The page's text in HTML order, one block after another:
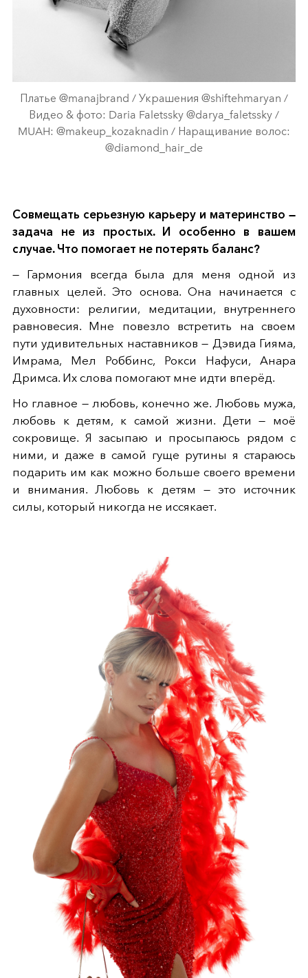
Платье @manajbrand / Украшения @shiftehmaryan /
Видео & фото: Daria Faletssky @darya_faletssky /
MUAH: @makeup_kozaknadin / Наращивание волос:
@diamond_hair_de
Совмещать серьезную карьеру и материнство —
задача не из простых. И особенно в вашем
случае. Что помогает не потерять баланс?
— Гармония всегда была для меня одной из
главных целей. Это основа. Она начинается с
духовности: религии, медитации, внутреннего
равновесия. Мне повезло встретить на своем
пути удивительных наставников — Дэвида Гияма,
Имрама, Мел Роббинс, Рокси Нафуси, Анара
Дримса. Их слова помогают мне идти вперёд.
Но главное — любовь, конечно же. Любовь мужа,
любовь к детям, к самой жизни. Дети — моё
сокровище. Я засыпаю и просыпаюсь рядом с
ними, и даже в самой гуще рутины я стараюсь
подарить им как можно больше своего времени
и внимания. Любовь к детям — это источник
силы, который никогда не иссякает.